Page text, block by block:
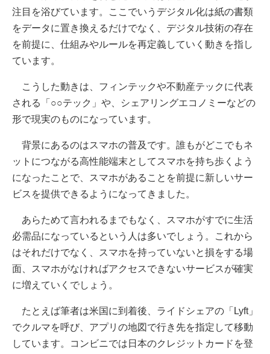
注目を浴びています。ここでいうデジタル化は紙の書類
をデータに置き換えるだけでなく、デジタル技術の存在
を前提に、仕組みやルールを再定義していく動きを指し
ています。
こうした動きは、フィンテックや不動産テックに代表
される「○○テック」や、シェアリングエコノミーなどの
形で現実のものになっています。
背景にあるのはスマホの普及です。誰もがどこでもネ
ットにつながる高性能端末としてスマホを持ち歩くよう
になったことで、スマホがあることを前提に新しいサー
ビスを提供できるようになってきました。
あらためて言われるまでもなく、スマホがすでに生活
必需品になっているという人は多いでしょう。これから
はそれだけでなく、スマホを持っていないと損をする場
面、スマホがなければアクセスできないサービスが確実
に増えていくでしょう。
たとえば筆者は米国に到着後、ライドシェアの「Lyft」
でクルマを呼び、アプリの地図で行き先を指定して移動
しています。コンビニでは日本のクレジットカードを登